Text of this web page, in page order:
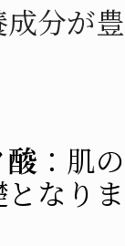
分が
：肌
なり